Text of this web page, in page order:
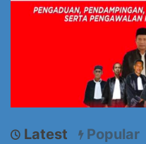
Latest Popular